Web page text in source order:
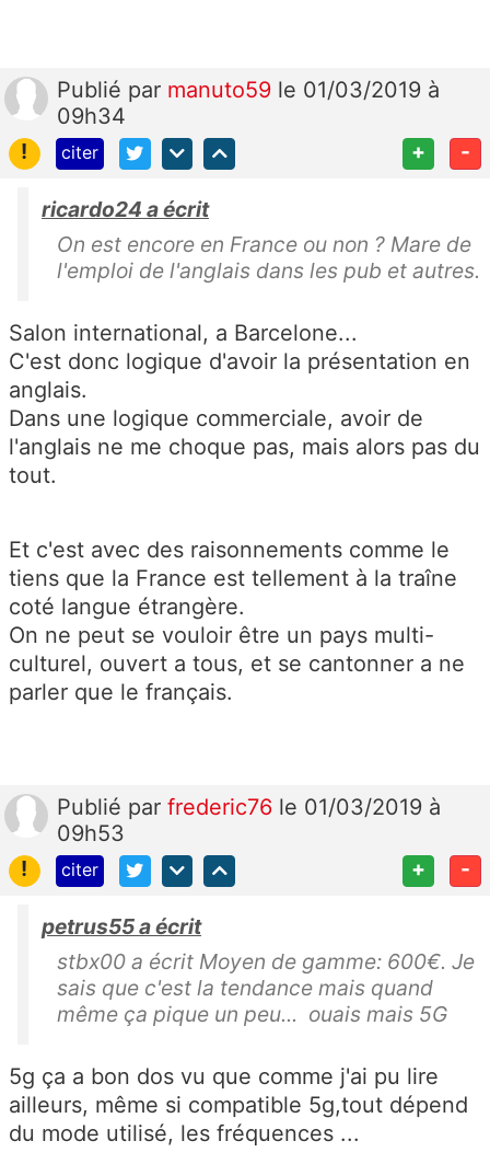
Publié par manuto59 le 01/03/2019 à
09h34
!
citer + -
ricardo24 a écrit
On est encore en France ou non ? Mare de
l'emploi de l'anglais dans les pub et autres.
Salon international, a Barcelone...
C'est donc logique d'avoir la présentation en
anglais.
Dans une logique commerciale, avoir de
l'anglais ne me choque pas, mais alors pas du
tout.
Et c'est avec des raisonnements comme le
tiens que la France est tellement à la traîne
coté langue étrangère.
On ne peut se vouloir être un pays multi-
culturel, ouvert a tous, et se cantonner a ne
parler que le français.
Publié par frederic76 le 01/03/2019 à
09h53
!
citer + -
petrus55 a écrit
stbx00 a écrit Moyen de gamme: 600€. Je
sais que c'est la tendance mais quand
même ça pique un peu... ouais mais 5G
5g ça a bon dos vu que comme j'ai pu lire
ailleurs, même si compatible 5g,tout dépend
du mode utilisé, les fréquences ...